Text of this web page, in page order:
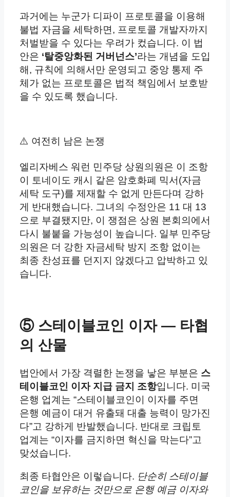
과거에는 누군가 디파이 프로토콜을 이용해
불법 자금을 세탁하면, 프로토콜 개발자까지
처벌받을 수 있다는 우려가 컸습니다. 이 법
안은 ‘탈중앙화된 거버넌스’라는 개념을 도입
해, 규칙에 의해서만 운영되고 중앙 통제 주
체가 없는 프로토콜은 법적 책임에서 보호받
을 수 있도록 했습니다.
⚠️ 여전히 남은 논쟁
엘리자베스 워런 민주당 상원의원은 이 조항
이 토네이도 캐시 같은 암호화폐 믹서(자금
세탁 도구)를 제재할 수 없게 만든다며 강하
게 반대했습니다. 그녀의 수정안은 11 대 13
으로 부결됐지만, 이 쟁점은 상원 본회의에서
다시 불붙을 가능성이 높습니다. 일부 민주당
의원은 더 강한 자금세탁 방지 조항 없이는
최종 찬성표를 던지지 않겠다고 압박하고 있
습니다.
⑤ 스테이블코인 이자 — 타협
의 산물
법안에서 가장 격렬한 논쟁을 낳은 부분은 스
테이블코인 이자 지급 금지 조항입니다. 미국
은행 업계는 “스테이블코인이 이자를 주면
은행 예금이 대거 유출돼 대출 능력이 망가진
다”고 강하게 반발했습니다. 반대로 크립토
업계는 “이자를 금지하면 혁신을 막는다”고
맞섰습니다.
최종 타협안은 이렇습니다. 단순히 스테이블
코인을 보유하는 것만으로 은행 예금 이자와